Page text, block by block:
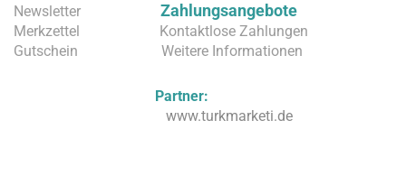
Newsletter
Zahlungsangebote
Merkzettel
Kontaktlose Zahlungen
Gutschein
Weitere Informationen
Partner:
www.turkmarketi.de